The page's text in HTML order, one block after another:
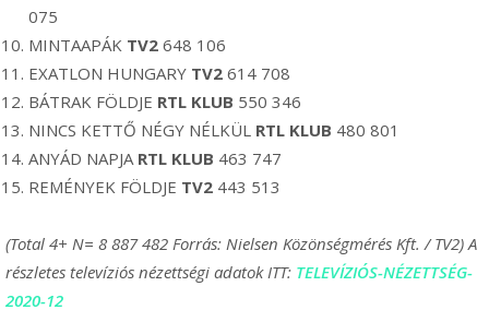
075
MINTAAPÁK TV2 648 106
EXATLON HUNGARY TV2 614 708
BÁTRAK FÖLDJE RTL KLUB 550 346
NINCS KETTŐ NÉGY NÉLKÜL RTL KLUB 480 801
ANYÁD NAPJA RTL KLUB 463 747
REMÉNYEK FÖLDJE TV2 443 513
(Total 4+ N= 8 887 482 Forrás: Nielsen Közönségmérés Kft. / TV2) A
részletes televíziós nézettségi adatok ITT: TELEVÍZIÓS-NÉZETTSÉG-
2020-12